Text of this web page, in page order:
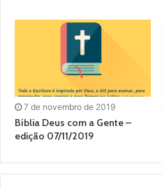
7 de novembro de 2019
Bíblia Deus com a Gente –
edição 07/11/2019